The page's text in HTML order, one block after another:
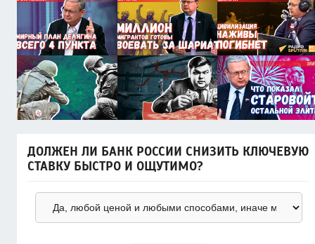
ДОЛЖЕН ЛИ БАНК РОССИИ СНИЗИТЬ КЛЮЧЕВУЮ
СТАВКУ БЫСТРО И ОЩУТИМО?